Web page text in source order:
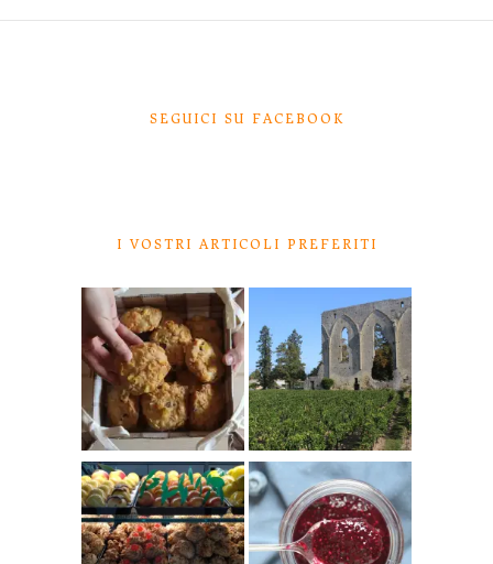
SEGUICI SU FACEBOOK
I VOSTRI ARTICOLI PREFERITI